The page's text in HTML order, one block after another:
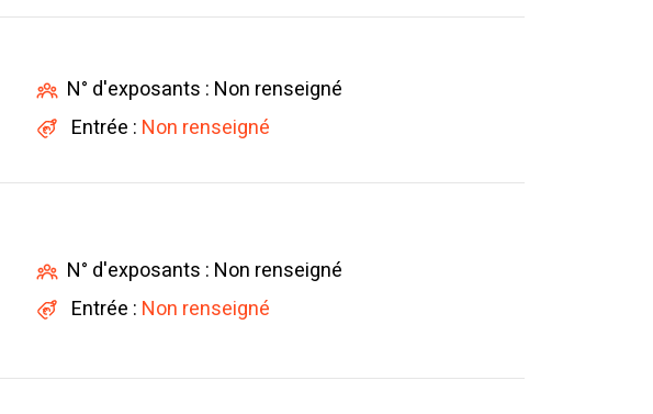
N° d'exposants : Non renseigné
Entrée : Non renseigné
N° d'exposants : Non renseigné
Entrée : Non renseigné